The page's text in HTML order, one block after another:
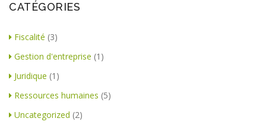
CATÉGORIES
Fiscalité (3)
Gestion d'entreprise (1)
Juridique (1)
Ressources humaines (5)
Uncategorized (2)